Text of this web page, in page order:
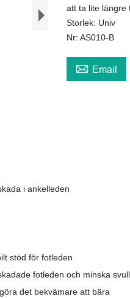
att ta lite längre
Storlek: Univ
Nr: AS010-B
 Email
i ankelleden
stöd för fotleden
fotleden och minska
det bekvämare att bära